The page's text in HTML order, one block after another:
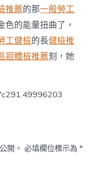
推薦的那一般勞工
的能量扭曲了，
工健檢的長健檢推
迴體檢推薦刻，她
開。 必填欄位標示為*